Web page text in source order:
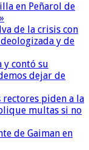
en Peñarol de
de la crisis con
y de
y contó su
dejar de
piden a la
multas si no
de Gaiman en